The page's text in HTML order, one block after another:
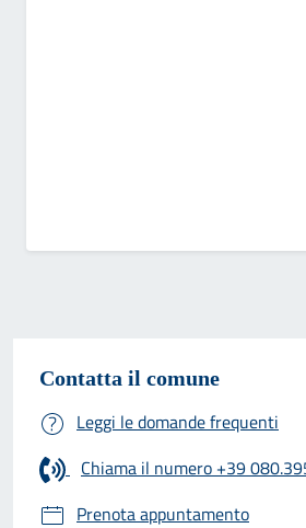
Contatta il comune
Leggi le domande frequenti
Chiama il numero +39
Prenota appuntamento